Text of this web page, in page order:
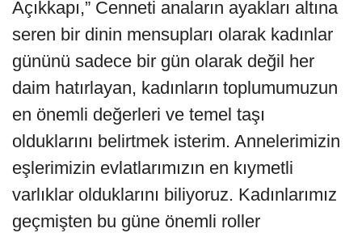
Açıkkapı,” Cenneti anaların ayakları altına
seren bir dinin mensupları olarak kadınlar
gününü sadece bir gün olarak değil her
daim hatırlayan, kadınların toplumumuzun
en önemli değerleri ve temel taşı
olduklarını belirtmek isterim. Annelerimizin
eşlerimizin evlatlarımızın en kıymetli
varlıklar olduklarını biliyoruz. Kadınlarımız
geçmişten bu güne önemli roller